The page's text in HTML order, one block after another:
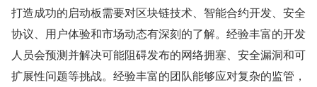
打造成功的启动板需要对区块链技术、智能合约开发、安全
协议、用户体验和市场动态有深刻的了解。经验丰富的开发
人员会预测并解决可能阻碍发布的网络拥塞、安全漏洞和可
扩展性问题等挑战。经验丰富的团队能够应对复杂的监管，